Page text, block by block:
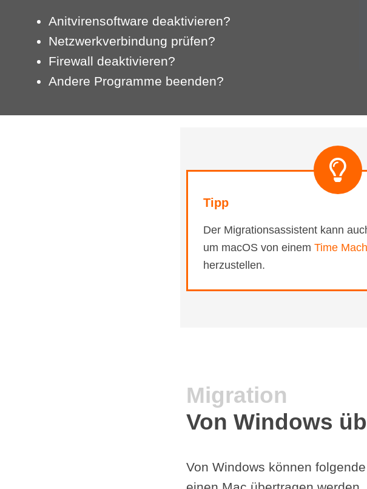
Anit­viren­soft­ware deaktivieren?
Netz­werk­ver­bindung prüfen?
Firewall deaktivieren?
Andere Programme beenden?
Tipp
Der Migration­sassistent kann
um macOS von einem Time
her­zustellen.
Migration
Von Windows
Von Windows können